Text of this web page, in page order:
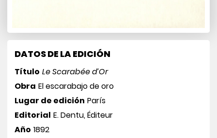
DATOS DE LA EDICIÓN
Título Le Scarabée d’Or
Obra El escarabajo de oro
Lugar de edición París
Editorial E. Dentu, Éditeur
Año 1892